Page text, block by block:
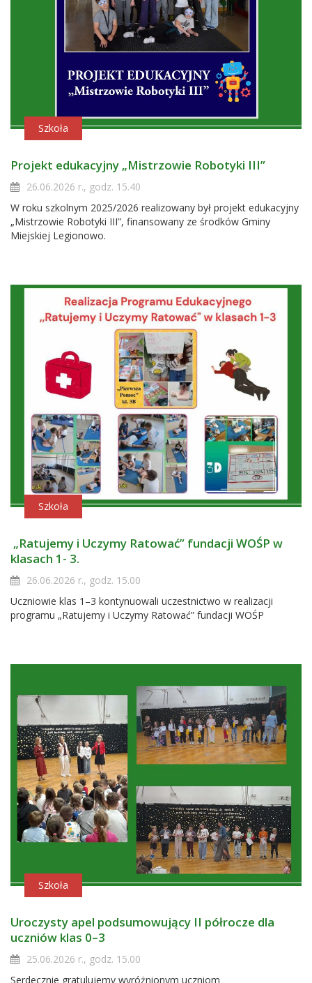
Szkoła
Projekt edukacyjny „Mistrzowie Robotyki III”
26.06.2026 r., godz. 15.40
W roku szkolnym 2025/2026 realizowany był projekt edukacyjny
„Mistrzowie Robotyki III”, finansowany ze środków Gminy
Miejskiej Legionowo.
Szkoła
„Ratujemy i Uczymy Ratować” fundacji WOŚP w
klasach 1- 3.
26.06.2026 r., godz. 15.00
Uczniowie klas 1–3 kontynuowali uczestnictwo w realizacji
programu „Ratujemy i Uczymy Ratować” fundacji WOŚP
Szkoła
Uroczysty apel podsumowujący II półrocze dla
uczniów klas 0–3
25.06.2026 r., godz. 15.00
Serdecznie gratulujemy wyróżnionym uczniom